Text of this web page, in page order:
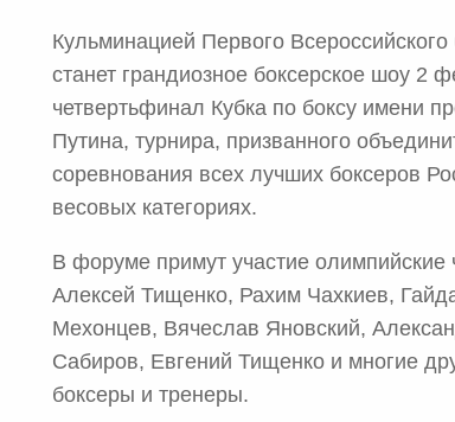
Кульминацией Первого
станет грандиозное боксерское шоу 2
четвертьфинал Кубка по боксу имени
Путина, турнира, призванного
соревнования всех лучших боксеров
весовых категориях.
В форуме примут участие
Алексей Тищенко, Рахим Чахкиев,
Мехонцев, Вячеслав Яновский,
Сабиров, Евгений Тищенко и многие
боксеры и тренеры.